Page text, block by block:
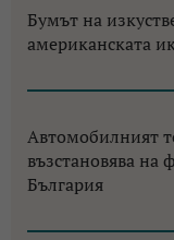
Бумът на
американската
Автомобилният
възстановява на
България